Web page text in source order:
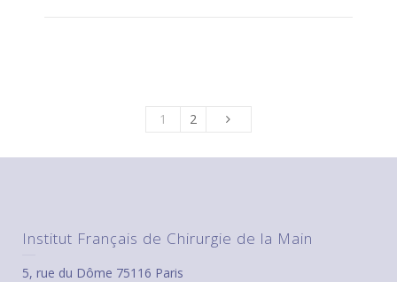
1 2
Institut Français de Chirurgie de la Main
5, rue du Dôme 75116 Paris